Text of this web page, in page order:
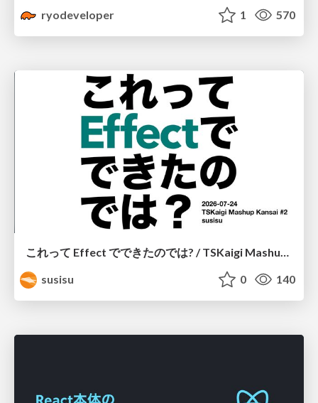
ryodeveloper 1 570
これって Effect でできたのでは? / TSKaigi Mashup Kansai #2
susisu
0 140